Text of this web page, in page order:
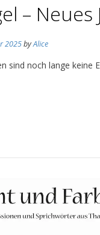
– Neues
2025byAlice
sind noch lange keine